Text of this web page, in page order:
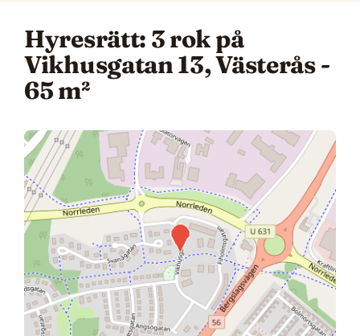
Hyresrätt: 3 rok på
Vikhusgatan 13, Västerås -
65 m²